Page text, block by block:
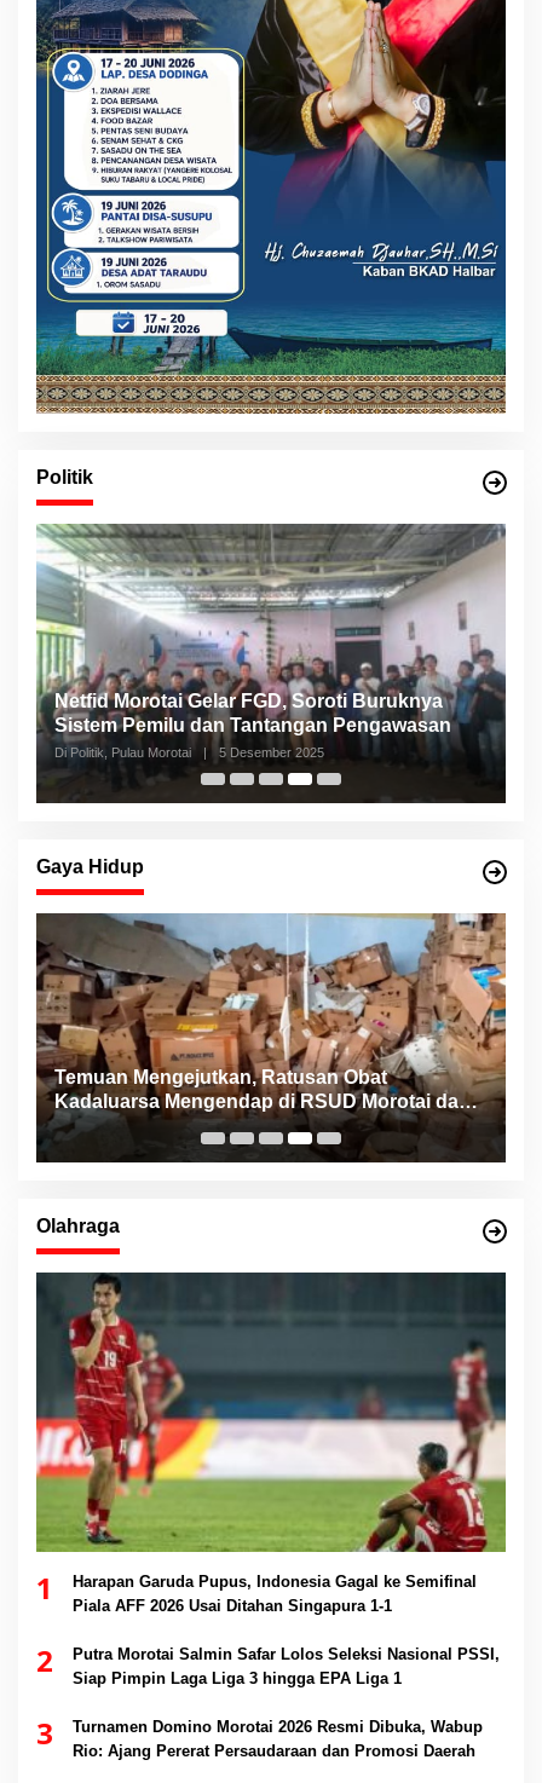
Politik
Sebut Rakyat ‘Goblok’, GMNI Ultimatum PDIP
Copot Masdar dari DPRD Halsel
Di Malut, Politik | 4 September 2025
Gaya Hidup
Konsistensi Haji Robert bersama NHM Peduli
Bantu Pasien Jantung dari Berbagai Daerah di
Maluku Utara
Olahraga
1
Harapan Garuda Pupus, Indonesia Gagal ke Semifinal
Piala AFF 2026 Usai Ditahan Singapura 1-1
2
Putra Morotai Salmin Safar Lolos Seleksi Nasional PSSI,
Siap Pimpin Laga Liga 3 hingga EPA Liga 1
3
Turnamen Domino Morotai 2026 Resmi Dibuka, Wabup
Rio: Ajang Pererat Persaudaraan dan Promosi Daerah